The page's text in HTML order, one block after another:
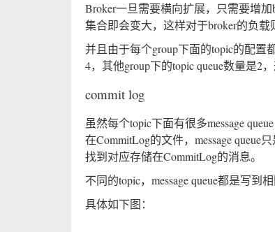
Broker一旦需要横向扩展，只需要增加
集合即会变大，这样对于broker的负载
并且由于每个group下面的topic的配置
4，其他group下的topic queue数量是2
commit log
虽然每个topic下面有很多message
在CommitLog的文件，message queue
找到对应存储在CommitLog的消息。
不同的topic，message queue都是写到
具体如下图：